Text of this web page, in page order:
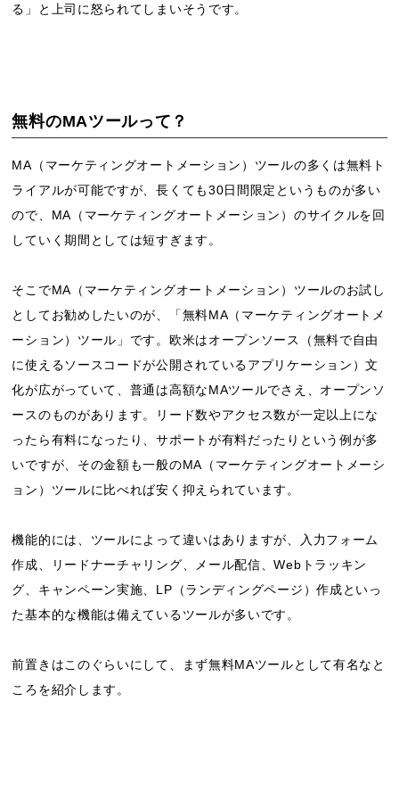
る」と上司に怒られてしまいそうです。
無料のMAツールって？
MA（マーケティングオートメーション）ツールの多くは無料ト
ライアルが可能ですが、長くても30日間限定というものが多い
ので、MA（マーケティングオートメーション）のサイクルを回
していく期間としては短すぎます。
そこでMA（マーケティングオートメーション）ツールのお試し
としてお勧めしたいのが、「無料MA（マーケティングオートメ
ーション）ツール」です。欧米はオープンソース（無料で自由
に使えるソースコードが公開されているアプリケーション）文
化が広がっていて、普通は高額なMAツールでさえ、オープンソ
ースのものがあります。リード数やアクセス数が一定以上にな
ったら有料になったり、サポートが有料だったりという例が多
いですが、その金額も一般のMA（マーケティングオートメーシ
ョン）ツールに比べれば安く抑えられています。
機能的には、ツールによって違いはありますが、入力フォーム
作成、リードナーチャリング、メール配信、Webトラッキン
グ、キャンペーン実施、LP（ランディングページ）作成といっ
た基本的な機能は備えているツールが多いです。
前置きはこのぐらいにして、まず無料MAツールとして有名なと
ころを紹介します。